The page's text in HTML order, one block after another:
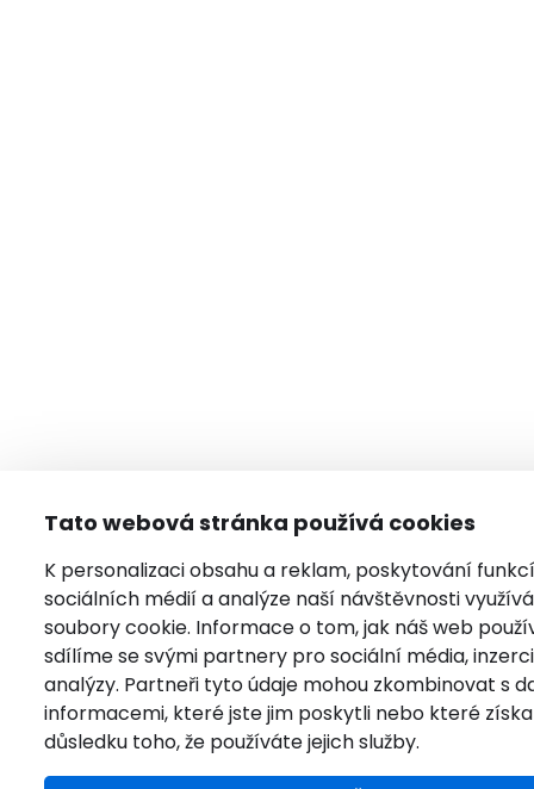
Tato webová stránka používá cookies
K personalizaci obsahu a reklam, poskytování funkcí
sociálních médií a analýze naší návštěvnosti
soubory cookie. Informace o tom, jak náš web
sdílíme se svými partnery pro sociální média,
analýzy. Partneři tyto údaje mohou zkombinovat s
informacemi, které jste jim poskytli nebo které
důsledku toho, že používáte jejich služby.